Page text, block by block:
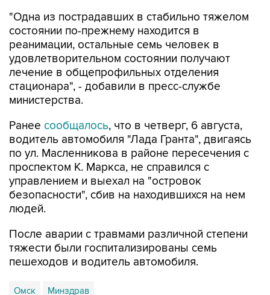
"Одна из пострадавших в стабильно тяжелом
состоянии по-прежнему находится в
реанимации, остальные семь человек в
удовлетворительном состоянии получают
лечение в общепрофильных отделения
стационара", - добавили в пресс-службе
министерства.
Ранее сообщалось, что в четверг, 6 августа,
водитель автомобиля "Лада Гранта", двигаясь
по ул. Масленникова в районе пересечения с
проспектом К. Маркса, не справился с
управлением и выехал на "островок
безопасности", сбив на находившихся на нем
людей.
После аварии с травмами различной степени
тяжести были госпитализированы семь
пешеходов и водитель автомобиля.
Омск Минздрав